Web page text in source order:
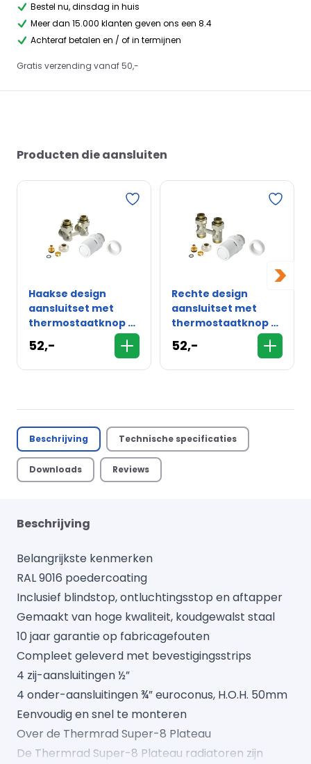
Bestel nu, dinsdag in huis
Meer dan 15.000 klanten geven ons een 8.4
Achteraf betalen en / of in termijnen
Gratis verzending vanaf 50,-
Producten die aansluiten
Haakse design
aansluitset met
thermostaatknop -
16mm
52,-
Rechte design
aansluitset met
thermostaatknop -
16mm
52,-
>
Beschrijving Technische specificaties
Downloads Reviews
Beschrijving
Belangrijkste kenmerken
RAL 9016 poedercoating
Inclusief blindstop, ontluchtingsstop en aftapper
Gemaakt van hoge kwaliteit, koudgewalst staal
10 jaar garantie op fabricagefouten
Compleet geleverd met bevestigingsstrips
4 zij-aansluitingen ½”
4 onder-aansluitingen ¾” euroconus, H.O.H. 50mm
Eenvoudig en snel te monteren
Over de Thermrad Super-8 Plateau
De Thermrad Super-8 Plateau radiatoren zijn